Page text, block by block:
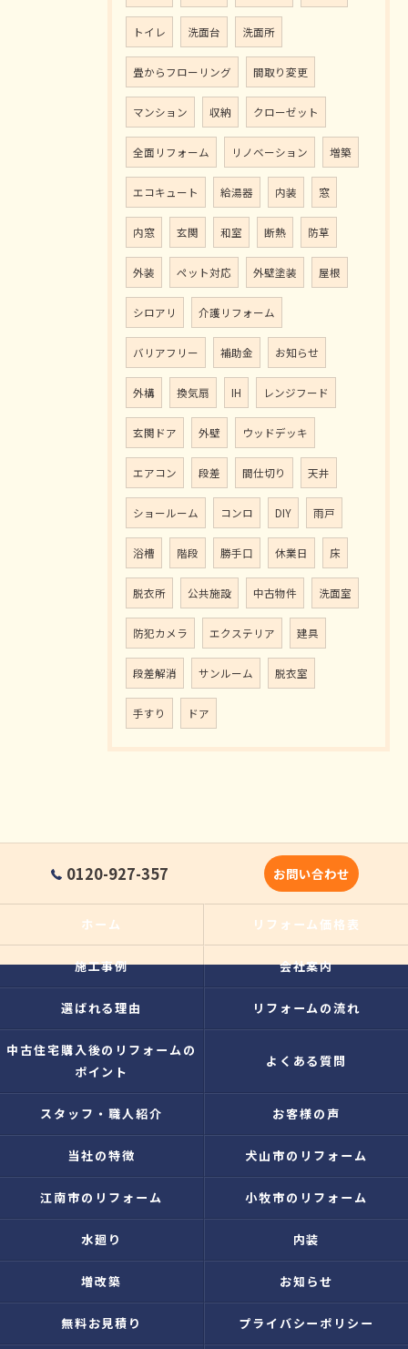
トイレ 洗面台 洗面所
畳からフローリング 間取り変更
マンション 収納 クローゼット
全面リフォーム リノベーション 増築
エコキュート 給湯器 内装 窓
内窓 玄関 和室 断熱 防草
外装 ペット対応 外壁塗装 屋根
シロアリ 介護リフォーム
バリアフリー 補助金 お知らせ
外構 換気扇 IH レンジフード
玄関ドア 外壁 ウッドデッキ
エアコン 段差 間仕切り 天井
ショールーム コンロ DIY 雨戸
浴槽 階段 勝手口 休業日 床
脱衣所 公共施設 中古物件 洗面室
防犯カメラ エクステリア 建具
段差解消 サンルーム 脱衣室
手すり ドア
0120-927-357 お問い合わせ
ホーム リフォーム価格表
施工事例 会社案内
選ばれる理由 リフォームの流れ
中古住宅購入後のリフォームの
ポイント
よくある質問
スタッフ・職人紹介 お客様の声
当社の特徴 犬山市のリフォーム
江南市のリフォーム 小牧市のリフォーム
水廻り 内装
増改築 お知らせ
無料お見積り プライバシーポリシー